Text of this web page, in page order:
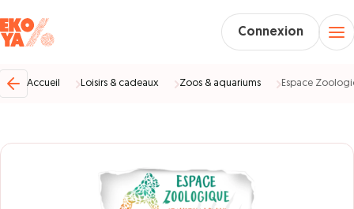
Connexion
Accueil Loisirs & cadeaux Zoos & aquariums Espace